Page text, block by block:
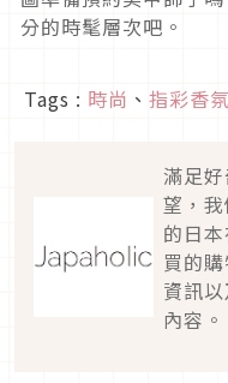
分的時髦層次吧。
Tags : 時尚 、 指彩香氛
滿足
望，
的日
買的
資訊
內容。